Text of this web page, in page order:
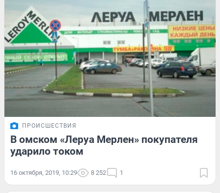
ПРОИСШЕСТВИЯ
В омском «Леруа Мерлен» покупателя
ударило током
16 октября, 2019, 10:29 8 252 1